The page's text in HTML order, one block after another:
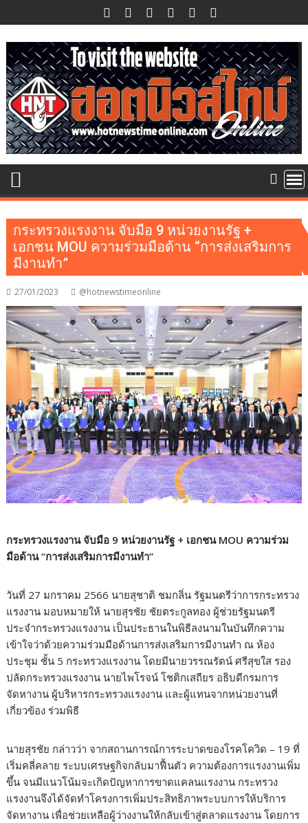
to
content
กระทรวงแรงงาน จับมือ 9 หน่วยงานรัฐ +
เอกชน MOU ความร่วมมือด้าน “การส่งเสริมการ
มีงานทำ”
27/01/2023 @hotnewstimeonline
กระทรวงแรงงาน จับมือ 9 หน่วยงานรัฐ + เอกชน MOU ความร่วม
มือด้าน “การส่งเสริมการมีงานทำ”
วันที่ 27 มกราคม 2566 นายสุชาติ ชมกลิ่น รัฐมนตรีว่าการกระทรวง
แรงงาน มอบหมายให้ นายสุรชัย ชัยตระกูลทอง ผู้ช่วยรัฐมนตรี
ประจำกระทรวงแรงงาน เป็นประธานในพิธีลงนามในบันทึกความ
เข้าใจว่าด้วยความร่วมมือด้านการส่งเสริมการมีงานทำ ณ ห้อง
ประชุม ชั้น 5 กระทรวงแรงงาน โดยมีนายวรรณรัตน์ ศรีสุขใส รอง
ปลัดกระทรวงแรงงาน นายไพโรจน์ โชติกเสถียร อธิบดีกรมการ
จัดหางาน ผู้บริหารกระทรวงแรงงาน และผู้แทนจากหน่วยงานที่
เกี่ยวข้อง ร่วมพิธี
นายสุรชัย กล่าวว่า จากสถานการณ์การระบาดของโรคโควิด – 19 ที่
เริ่มคลี่คลาย ระบบเศรษฐกิจกลับมาฟื้นตัว ความต้องการแรงงานเพิ่ม
ขึ้น จนมีแนวโน้มจะเกิดปัญหาการขาดแคลนแรงงาน กระทรวง
แรงงานจึงได้จัดทำโครงการเพิ่มประสิทธิภาพระบบการให้บริการ
จัดหางาน เพื่อช่วยเหลือผู้ว่างงานให้กลับเข้าสู่ตลาดแรงงาน โดยการ